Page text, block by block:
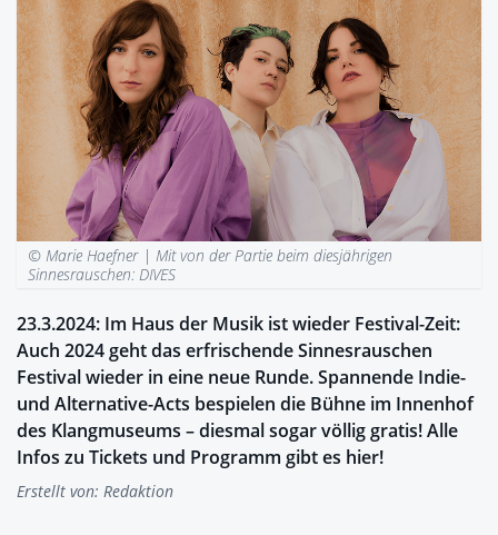
© Marie Haefner |Mit von der Partie beim diesjährigen
Sinnesrauschen: DIVES
23.3.2024: Im Haus der Musik ist wieder Festival-Zeit:
Auch 2024 geht das erfrischende Sinnesrauschen
Festival wieder in eine neue Runde. Spannende Indie-
und Alternative-Acts bespielen die Bühne im Innenhof
des Klangmuseums – diesmal sogar völlig gratis! Alle
Infos zu Tickets und Programm gibt es hier!
Erstellt von: Redaktion